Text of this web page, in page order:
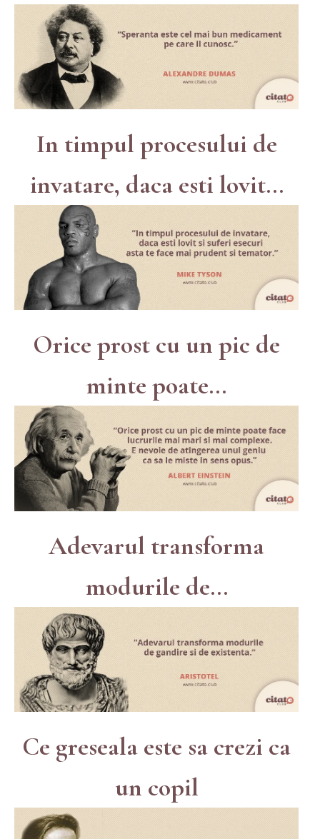
In timpul procesului de
invatare, daca esti lovit...
Orice prost cu un pic de
minte poate...
Adevarul transforma
modurile de...
Ce greseala este sa crezi ca
un copil